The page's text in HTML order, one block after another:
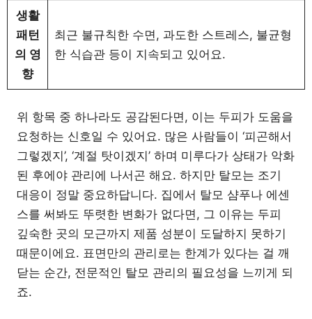
생활
패턴
의 영
향
최근 불규칙한 수면, 과도한 스트레스, 불균형
한 식습관 등이 지속되고 있어요.
위 항목 중 하나라도 공감된다면, 이는 두피가 도움을
요청하는 신호일 수 있어요. 많은 사람들이 ‘피곤해서
그렇겠지’, ‘계절 탓이겠지’ 하며 미루다가 상태가 악화
된 후에야 관리에 나서곤 해요. 하지만 탈모는 조기
대응이 정말 중요하답니다. 집에서 탈모 샴푸나 에센
스를 써봐도 뚜렷한 변화가 없다면, 그 이유는 두피
깊숙한 곳의 모근까지 제품 성분이 도달하지 못하기
때문이에요. 표면만의 관리로는 한계가 있다는 걸 깨
닫는 순간, 전문적인 탈모 관리의 필요성을 느끼게 되
죠.